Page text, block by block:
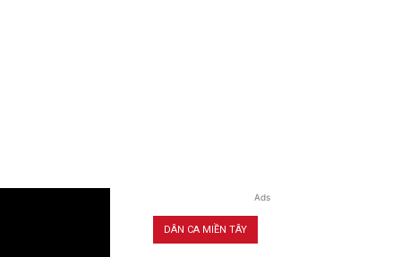
Ads
DÂN CA MIỀN TÂY